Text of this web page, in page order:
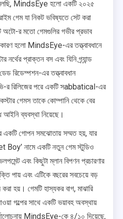
বলছি, MindsEye হলো একটি ২০২৫
গেম যা নিকট ভবিষ্যতে সেট করা
অটো-র মতো গেমগুলির গভীর প্রভাব
হলো MindsEye-এর তত্ত্বাবধানে
নর্থের প্রাক্তন বস এবং যিনি গ্র্যান্ড
রিডেম্পশন-এর তত্ত্বাবধান
র রিলিজের পরে একটি সabbatical-এর
গেমস তাকে কোম্পানি থেকে বের
আইনি ব্যবস্থা নিয়েছে।
একটি গোপন সমঝোতায় সম্মত হয়, যার
নামে একটি নতুন গেম স্টুডিও
এবং কিছুটা ম্লান বিপণন প্রচারণার
পায় এবং এটিকে বছরের সবচেয়ে বড়
হয়। গেমটি হাস্যকর বাগ, মাঝারি
গল্পের সাথে একটি ভয়াবহ অবস্থায়
MindsEye-কে ৪/১০ দিয়েছে,